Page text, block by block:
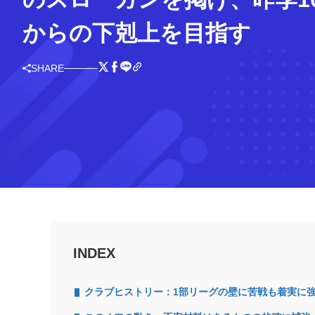
からの下剋上を目指す
SHARE
INDEX
クラブヒストリー：1部リーグの壁に苦戦も着実に